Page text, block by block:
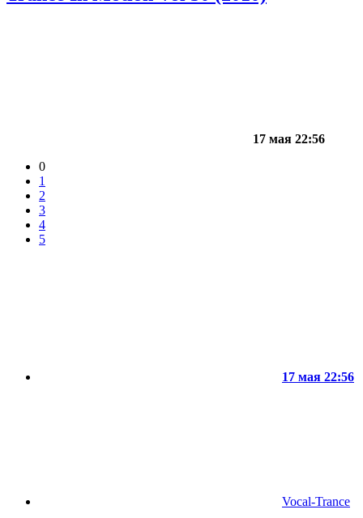
17 мая 22:56
0
1
2
3
4
5
17 мая 22:56
Vocal-Trance